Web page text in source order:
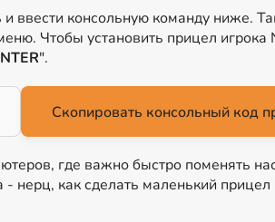
ввести консольную команду ниже.
Чтобы установить прицел игрока
".
Скопировать консольный код
где важно быстро поменять
нерц, как сделать маленький прицел